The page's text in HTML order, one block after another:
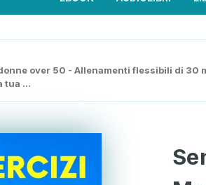
over 50 - Allenamenti flessibili di
tua ...